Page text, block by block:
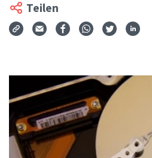
Teilen
Via Mail teilen
Auf Facebook
Auf Auf